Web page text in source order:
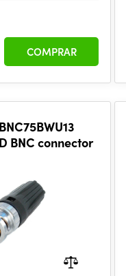
COMPRAR
BNC connector